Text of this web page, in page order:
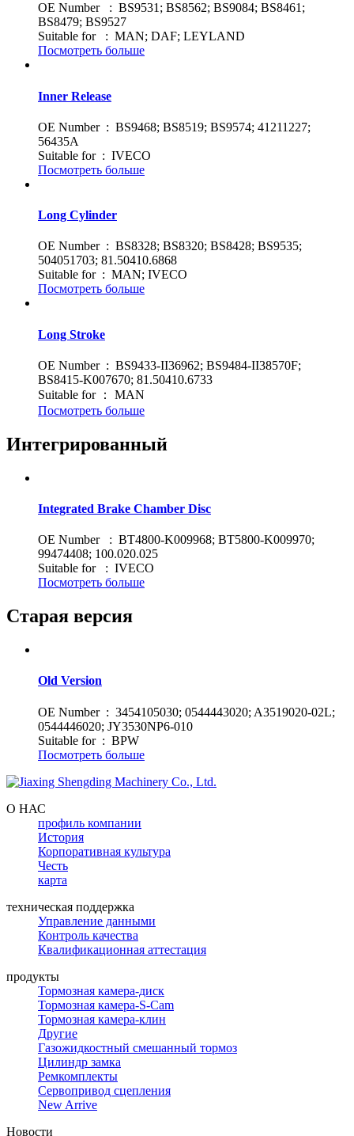
OE Number : BS9531; BS8562; BS9084; BS8461;
BS8479; BS9527
Suitable for : MAN; DAF; LEYLAND
Посмотреть больше
Inner Release
OE Number : BS9468; BS8519; BS9574; 41211227;
56435A
Suitable for : IVECO
Посмотреть больше
Long Cylinder
OE Number : BS8328; BS8320; BS8428; BS9535;
504051703; 81.50410.6868
Suitable for : MAN; IVECO
Посмотреть больше
Long Stroke
OE Number : BS9433-II36962; BS9484-II38570F;
BS8415-K007670; 81.50410.6733
Suitable for ： MAN
Посмотреть больше
Интегрированный
Integrated Brake Chamber Disc
OE Number : BT4800-K009968; BT5800-K009970;
99474408; 100.020.025
Suitable for : IVECO
Посмотреть больше
Старая версия
Old Version
OE Number : 3454105030; 0544443020; A3519020-02L;
0544446020; JY3530NP6-010
Suitable for : BPW
Посмотреть больше
О НАС
профиль компании
История
Корпоративная культура
Честь
карта
техническая поддержка
Управление данными
Контроль качества
Квалификационная аттестация
продукты
Тормозная камера-диск
Тормозная камера-S-Cam
Тормозная камера-клин
Другие
Газожидкостный смешанный тормоз
Цилиндр замка
Ремкомплекты
Сервопривод сцепления
New Arrive
Новости